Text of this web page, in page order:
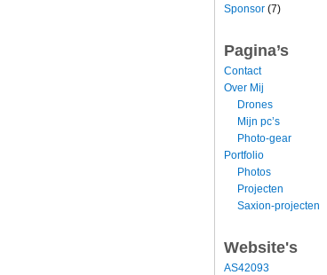
Sponsor (7)
Pagina’s
Contact
Over Mij
Drones
Mijn pc’s
Photo-gear
Portfolio
Photos
Projecten
Saxion-projecten
Website's
AS42093